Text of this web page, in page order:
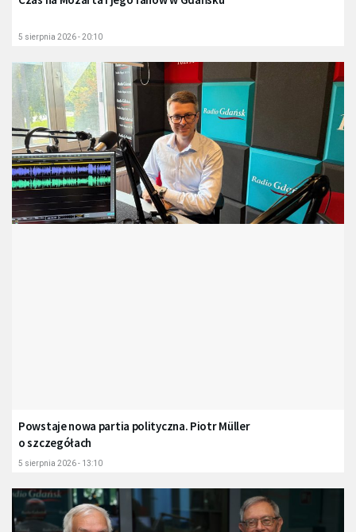
5 sierpnia 2026 - 20:10
Powstaje nowa partia polityczna. Piotr Müller
o szczegółach
5 sierpnia 2026 - 13:10